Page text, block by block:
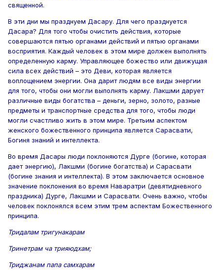
священной.
В эти дни мы празднуем Дасару. Для чего празднуется
Дасара? Для того чтобы очистить действия, которые
совершаются пятью органами действий и пятью органами
восприятия. Каждый человек в этом мире должен выполнять
определенную карму. Управляющее божество или движущая
сила всех действий – это Деви, которая является
воплощением энергии. Она дарит людям все виды энергии
для того, чтобы они могли выполнять карму. Лакшми дарует
различные виды богатства – деньги, зерно, золото, разные
предметы и транспортные средства для того, чтобы люди
могли счастливо жить в этом мире. Третьим аспектом
женского божественного принципа является Сарасвати,
Богиня знаний и интеллекта.
Во время Дасары люди поклоняются Дурге (богине, которая
дает энергию), Лакшми (богине богатства) и Сарасвати
(богине знания и интеллекта). В этом заключается основное
значение поклонения во время Наваратри (девятидневного
праздника) Дурге, Лакшми и Сарасвати. Очень важно, чтобы
человек поклонялся всем этим трем аспектам Божественного
принципа.
Тридалам тригунакарам
Тринетрам ча трияюдхам;
Триджанам папа самхарам